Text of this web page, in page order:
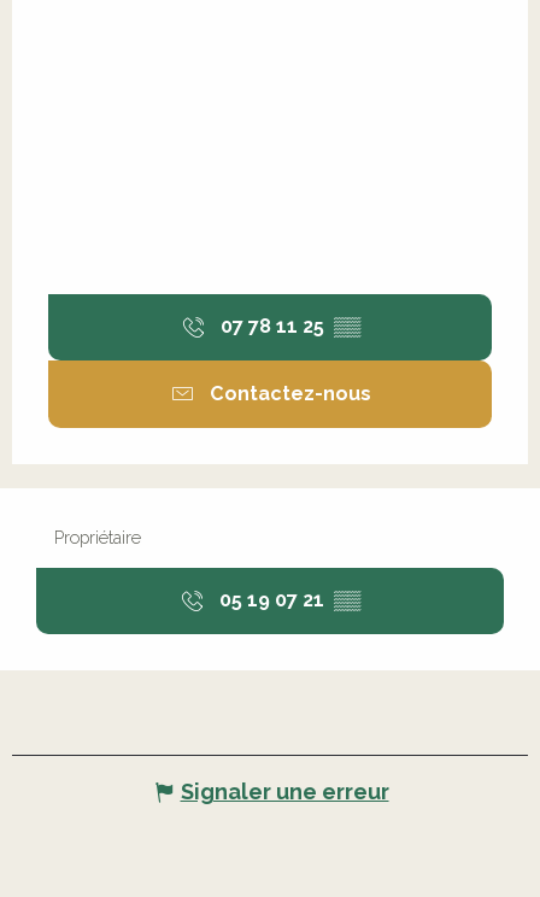
07 78 11 25 ▒▒
Contactez-nous
Propriétaire
05 19 07 21 ▒▒
Signaler une erreur